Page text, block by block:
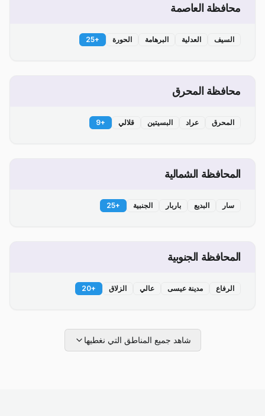
محافظة العاصمة
السيف العدلية البرهامة الحورة +
25
محافظة المحرق
المحرق عراد البسيتين قلالي +
9
المحافظة الشمالية
سار البديع باربار الجنبية +
25
المحافظة الجنوبية
الرفاع مدينة عيسى عالي الزلاق +
20
شاهد جميع المناطق التي نغطيها